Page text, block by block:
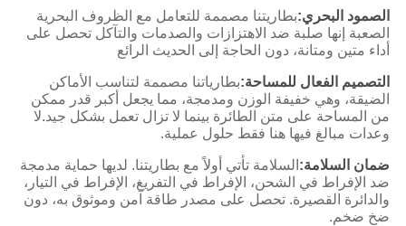
الصمود البحري:بطاريتنا مصممة للتعامل مع الظروف البحرية
الصعبة إنها صلبة ضد الاهتزازات والصدمات والتآكل تحصل على
أداء متين ومتانة، دون الحاجة إلى الحديث الرائع
التصميم الفعال للمساحة:بطارياتنا مصممة لتناسب الأماكن
الضيقة، وهي خفيفة الوزن ومدمجة، مما يجعل أكبر قدر ممكن
من المساحة على متن الطائرة بينما لا تزال تعمل بشكل جيد.لا
وعدات مبالغ فيها هنا فقط حلول عملية.
ضمان السلامة: السلامة تأتي أولاً مع بطاريتنا. لديها حماية مدمجة
ضد الإفراط في الشحن، الإفراط في التفريغ، الإفراط في التيار،
والدائرة القصيرة. تحصل على مصدر طاقة آمن وموثوق به، دون
ضخ ضخم.